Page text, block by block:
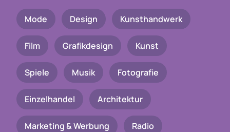
Mode Design Kunsthandwerk
Film Grafikdesign Kunst
Spiele Musik Fotografie
Einzelhandel Architektur
Marketing & Werbung Radio